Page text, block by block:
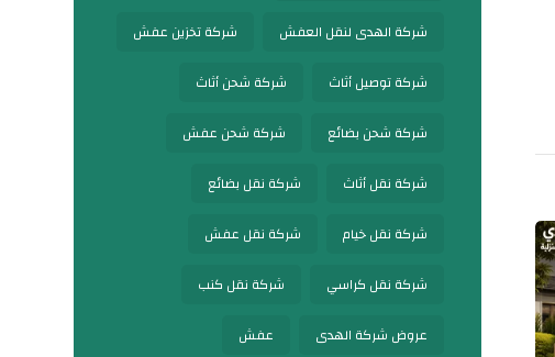
شركة الهدى لنقل العفش شركة تخزين عفش
شركة توصيل أثاث شركة شحن أثاث
شركة شحن بضائع شركة شحن عفش
شركة نقل أثاث شركة نقل بضائع
شركة نقل خيام شركة نقل عفش
شركة نقل كراسي شركة نقل كنب
عروض شركة الهدى عفش